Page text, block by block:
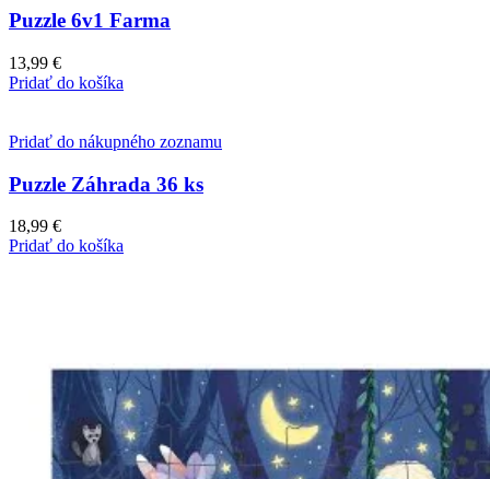
Puzzle 6v1 Farma
13,99 €
Pridať do košíka
Pridať do nákupného zoznamu
Puzzle Záhrada 36 ks
18,99 €
Pridať do košíka